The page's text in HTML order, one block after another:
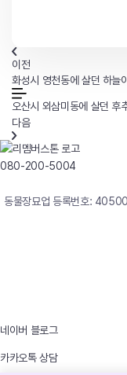
이전
화성시 영천동에 살던 하늘
오산시 외삼미동에 살던 후
떠났습니다.
다음
080-200-5004
동물장묘업 등록번호:
네이버 블로그
카카오톡 상담